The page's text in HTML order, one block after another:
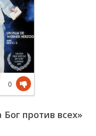
против всех»
0